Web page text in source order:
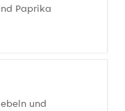
Paprika
und